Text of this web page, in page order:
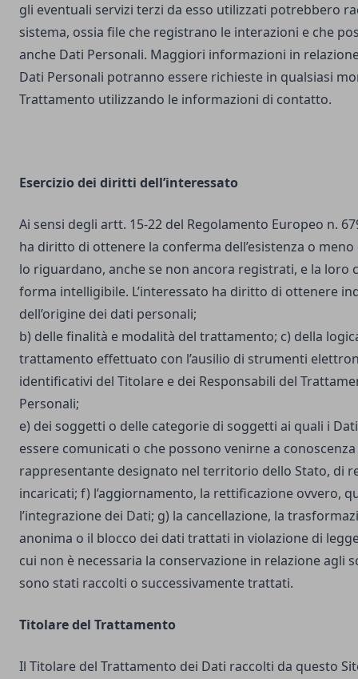
gli eventuali servizi terzi da esso utilizzati potrebbero
sistema, ossia file che registrano le interazioni e che
anche Dati Personali. Maggiori informazioni in
Dati Personali potranno essere richieste in qualsiasi
Trattamento utilizzando le informazioni di contatto.
Esercizio dei diritti dell’interessato
Ai sensi degli artt. 15-22 del Regolamento Europeo n.
ha diritto di ottenere la conferma dell’esistenza o
lo riguardano, anche se non ancora registrati, e la loro
forma intelligibile. L’interessato ha diritto di ottenere
dell’origine dei dati personali;
b) delle finalità e modalità del trattamento; c) della
trattamento effettuato con l’ausilio di strumenti
identificativi del Titolare e dei Responsabili del
Personali;
e) dei soggetti o delle categorie di soggetti ai quali i
essere comunicati o che possono venirne a
rappresentante designato nel territorio dello Stato, di
incaricati; f) l’aggiornamento, la rettificazione ovvero,
l’integrazione dei Dati; g) la cancellazione, la
anonima o il blocco dei dati trattati in violazione di
cui non è necessaria la conservazione in relazione agli
sono stati raccolti o successivamente trattati.
Titolare del Trattamento
Il Titolare del Trattamento dei Dati raccolti da questo